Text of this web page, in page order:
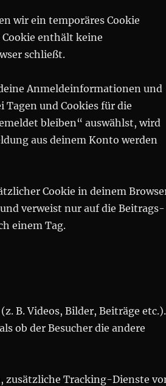
wir ein temporäres Cookie
enthält keine
schließt.
Anmeldeinformationen und
und Cookies für die
bleiben“ auswählst, wird
aus deinem Konto werden
Cookie in deinem
verweist nur auf die Beitrags-
einem Tag.
B. Videos, Bilder, Beiträge etc.).
ob der Besucher die andere
zusätzliche Tracking-Dienste